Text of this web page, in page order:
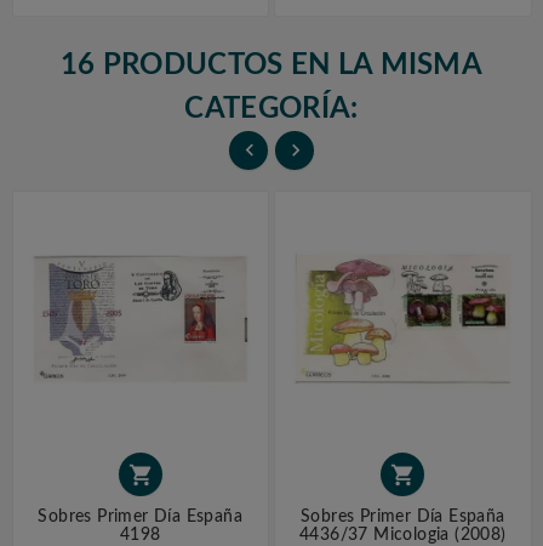
16 PRODUCTOS EN LA MISMA
CATEGORÍA:
 

Sobres Primer Día España
4198

Sobres Primer Día España
4436/37 Micologia (2008)